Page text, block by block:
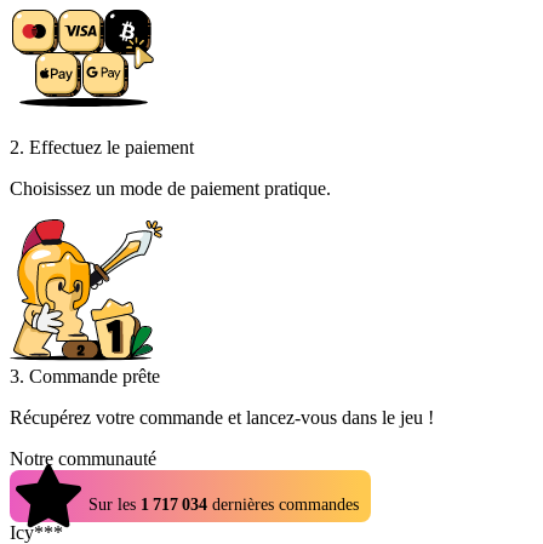
2. Effectuez le paiement
Choisissez un mode de paiement pratique.
3. Commande prête
Récupérez votre commande et lancez-vous dans le jeu !
Notre communauté
Sur les 1 717 034 dernières commandes
Icy***